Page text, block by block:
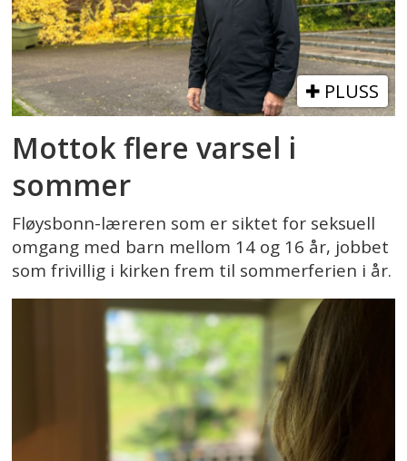
PLUSS
Mottok flere varsel i
sommer
Fløysbonn-læreren som er siktet for seksuell
omgang med barn mellom 14 og 16 år, jobbet
som frivillig i kirken frem til sommerferien i år.